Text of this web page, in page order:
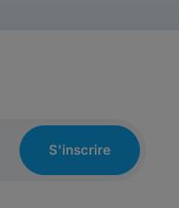
S'inscrire